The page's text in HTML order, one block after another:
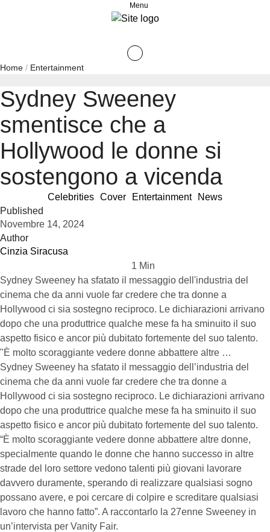
Menu
Home / Entertainment
Sydney Sweeney
smentisce che a
Hollywood le donne si
sostengono a vicenda
Celebrities Cover Entertainment
News
Published
Novembre 14, 2024
Author
Cinzia Siracusa
1 Min
Sydney Sweeney ha sfatato il messaggio dell'industria del
cinema che da anni vuole far credere che tra donne a
Hollywood ci sia sostegno reciproco. Le dichiarazioni arrivano
dopo che una produttrice qualche mese fa ha sminuito il suo
aspetto fisico e ancor più dubitato fortemente del suo talento.
"È molto scoraggiante vedere donne abbattere altre …
Sydney Sweeney ha sfatato il messaggio dell’industria del
cinema che da anni vuole far credere che tra donne a
Hollywood ci sia sostegno reciproco. Le dichiarazioni arrivano
dopo che una produttrice qualche mese fa ha sminuito il suo
aspetto fisico e ancor più dubitato fortemente del suo talento.
“È molto scoraggiante vedere donne abbattere altre donne,
specialmente quando le donne che hanno successo in altre
strade del loro settore vedono talenti più giovani lavorare
davvero duramente, sperando di realizzare qualsiasi sogno
possano avere, e poi cercare di colpire e screditare qualsiasi
lavoro che hanno fatto”. A raccontarlo la 27enne Sweeney in
un’intervista per Vanity Fair.